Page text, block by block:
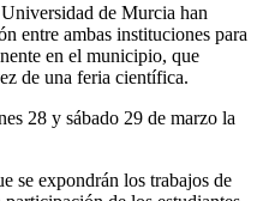
de Murcia han
entre ambas instituciones para
en el municipio, que
de una feria científica.
28 y sábado 29 de marzo la
se expondrán los trabajos de